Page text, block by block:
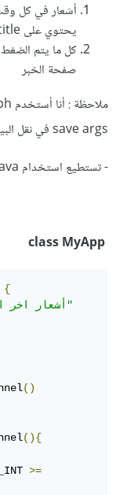
يحتوي على title و description ويتم أرسالة مباشرة
كل ما يتم
صفحة الخبر
save args في نقل البيانات
- تستطيع استخدام java او kotlin ان أردت
{
"أشعار اخر الأخبار"
()
(){
>=